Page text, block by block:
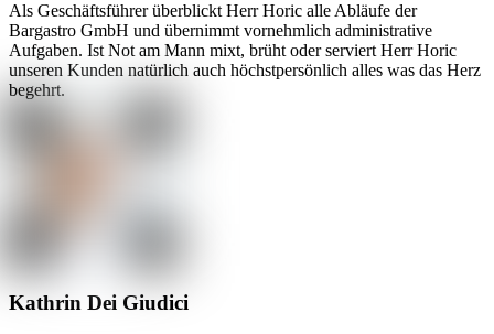
Als Geschäftsführer überblickt Herr Horic alle Abläufe der
Bargastro GmbH und übernimmt vornehmlich administrative
Aufgaben. Ist Not am Mann mixt, brüht oder serviert Herr Horic
unseren Kunden natürlich auch höchstpersönlich alles was das Herz
begehrt.
Kathrin Dei Giudici